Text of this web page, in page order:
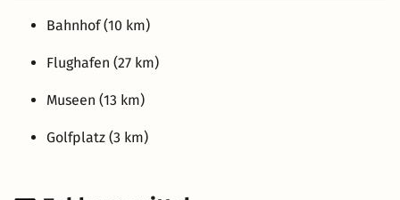
Bahnhof (10 km)
Flughafen (27 km)
Museen (13 km)
Golfplatz (3 km)